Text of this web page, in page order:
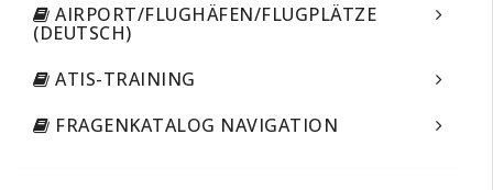
AIRPORT/FLUGHÄFEN/FLUGPLÄTZE
(DEUTSCH)
ATIS-TRAINING
FRAGENKATALOG NAVIGATION